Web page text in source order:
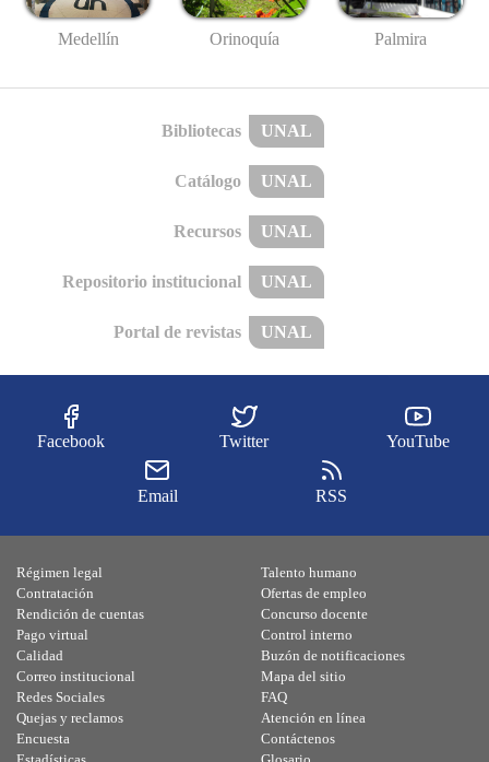
Medellín Orinoquía Palmira
Bibliotecas UNAL
Catálogo UNAL
Recursos UNAL
Repositorio institucional UNAL
Portal de revistas UNAL
Facebook Twitter YouTube
Email RSS
Régimen legal
Contratación
Rendición de cuentas
Pago virtual
Calidad
Talento humano
Ofertas de empleo
Concurso docente
Control interno
Buzón de notificaciones
Correo institucional
Redes Sociales
Quejas y reclamos
Encuesta
Mapa del sitio
FAQ
Atención en línea
Contáctenos